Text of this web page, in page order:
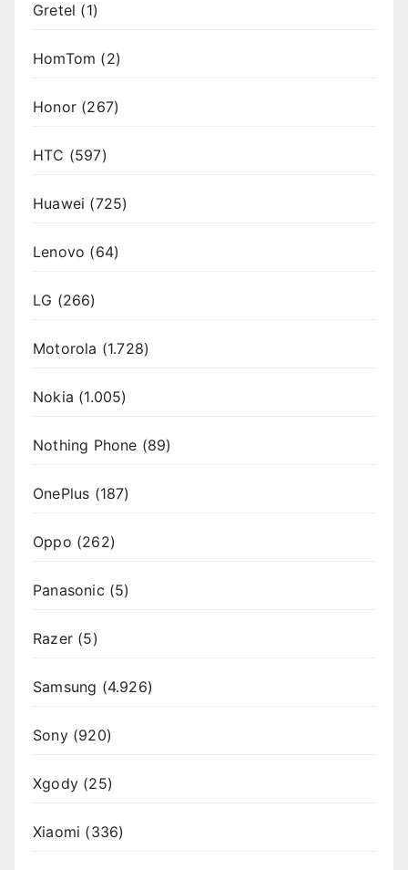
Gretel (1)
HomTom (2)
Honor (267)
HTC (597)
Huawei (725)
Lenovo (64)
LG (266)
Motorola (1.728)
Nokia (1.005)
Nothing Phone (89)
OnePlus (187)
Oppo (262)
Panasonic (5)
Razer (5)
Samsung (4.926)
Sony(920)
Xgody (25)
Xiaomi (336)